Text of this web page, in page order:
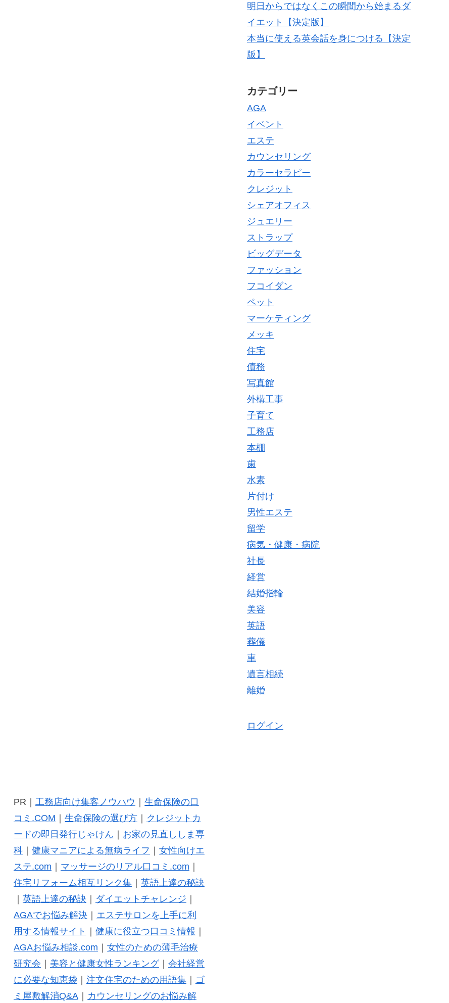
明日からではなくこの瞬間から始まるダ
イエット【決定版】
本当に使える英会話を身につける【決定
版】
カテゴリー
AGA
イベント
エステ
カウンセリング
カラーセラピー
クレジット
シェアオフィス
ジュエリー
ストラップ
ビッグデータ
ファッション
フコイダン
ペット
マーケティング
メッキ
住宅
債務
写真館
外構工事
子育て
工務店
本棚
歯
水素
片付け
男性エステ
留学
病気・健康・病院
社長
経営
結婚指輪
美容
英語
葬儀
車
遺言相続
離婚
ログイン
PR｜ 工務店向け集客ノウハウ
生命保険の口
コミ.COM
生命保険の選び方｜
クレジットカ
ードの即日発行じゃけん
お家の見直ししま専
科｜ 健康マニアによる無病ライフ
女性向けエ
ステ.com
マッサージのリアル口コミ.com
住宅リフォーム相互リンク集｜ 英語上達の秘訣
英語上達の秘訣 ダイエットチャレンジ
AGAでお悩み解決｜ エステサロンを上手に利
用する情報サイト
健康に役立つ口コミ情報
AGAお悩み相談.com
女性のための薄毛治療
研究会
美容と健康女性ランキング｜ 会社経営
に必要な知恵袋
注文住宅のための用語集｜
ゴ
ミ屋敷解消Q&A｜ カウンセリングのお悩み解